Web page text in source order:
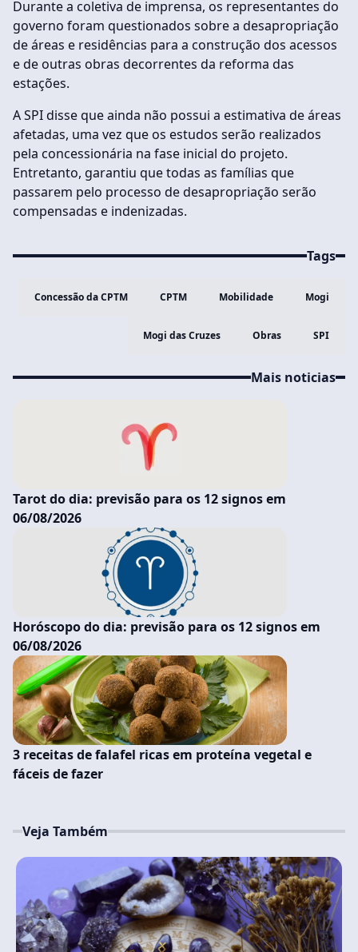
Durante a coletiva de imprensa, os representantes do
governo foram questionados sobre a desapropriação
de áreas e residências para a construção dos acessos
e de outras obras decorrentes da reforma das
estações.
A SPI disse que ainda não possui a estimativa de áreas
afetadas, uma vez que os estudos serão realizados
pela concessionária na fase inicial do projeto.
Entretanto, garantiu que todas as famílias que
passarem pelo processo de desapropriação serão
compensadas e indenizadas.
Tags
Concessão da CPTM CPTM Mobilidade Mogi
Mogi das Cruzes Obras SPI
Mais noticias
Tarot do dia: previsão para os 12 signos em
06/08/2026
Horóscopo do dia: previsão para os 12 signos em
06/08/2026
3 receitas de falafel ricas em proteína vegetal e
fáceis de fazer
Veja Também